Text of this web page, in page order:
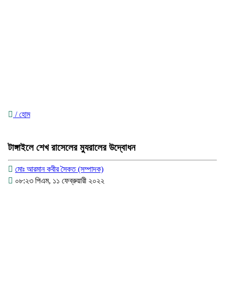
/ হোম
টাঙ্গাইলে শেখ রাসেলের ম্যুরালের উদ্বোধন
মোঃ আরমান কবীর সৈকত (সম্পাদক)
০৮:২৩ পিএম, ১১ ফেব্রুয়ারী ২০২২